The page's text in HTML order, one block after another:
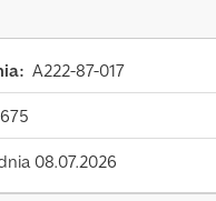
A222-87-017
08.07.2026